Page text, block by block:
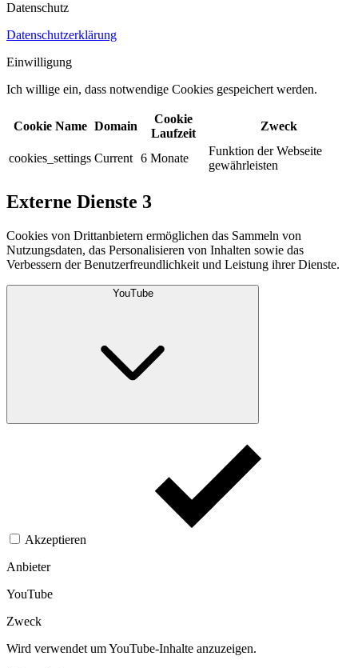
Datenschutz
Datenschutzerklärung
Einwilligung
Ich willige ein, dass notwendige Cookies gespeichert werden.​
Cookie Name Domain
Cookie
Laufzeit
Zweck
cookies_settings Current 6 Monate
Funktion der Webseite
gewährleisten
Externe Dienste 3
Cookies von Drittanbietern ermöglichen das Sammeln von
Nutzungsdaten, das Personalisieren von Inhalten sowie das
Verbessern der Benutzerfreundlichkeit und Leistung ihrer Dienste.
YouTube
Akzeptieren
Anbieter
YouTube
Zweck
Wird verwendet um YouTube-Inhalte anzuzeigen.​